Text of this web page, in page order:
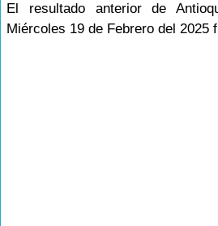
El resultado anterior de
Miércoles 19 de Febrero del 2025